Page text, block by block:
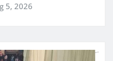
5, 2026